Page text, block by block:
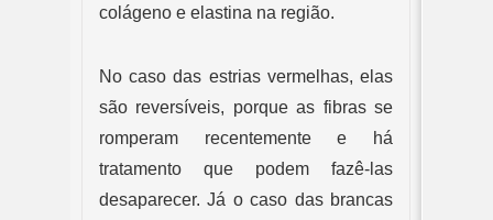
colágeno e elastina na região.
No caso das estrias vermelhas, elas
são reversíveis, porque as fibras se
romperam recentemente e há
tratamento que podem fazê-las
desaparecer. Já o caso das brancas